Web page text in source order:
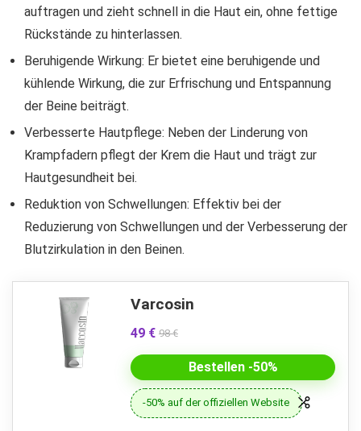
auftragen und zieht schnell in die Haut ein, ohne fettige
Rückstände zu hinterlassen.
Beruhigende Wirkung: Er bietet eine beruhigende und
kühlende Wirkung, die zur Erfrischung und Entspannung
der Beine beiträgt.
Verbesserte Hautpflege: Neben der Linderung von
Krampfadern pflegt der Krem die Haut und trägt zur
Hautgesundheit bei.
Reduktion von Schwellungen: Effektiv bei der
Reduzierung von Schwellungen und der Verbesserung der
Blutzirkulation in den Beinen.
Varcosin
49 € 98 €
Bestellen -50%
-50% auf der offiziellen Website